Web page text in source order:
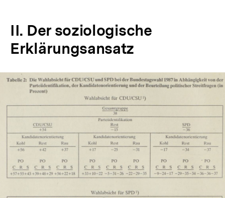
II. Der soziologische
Erklärungsansatz